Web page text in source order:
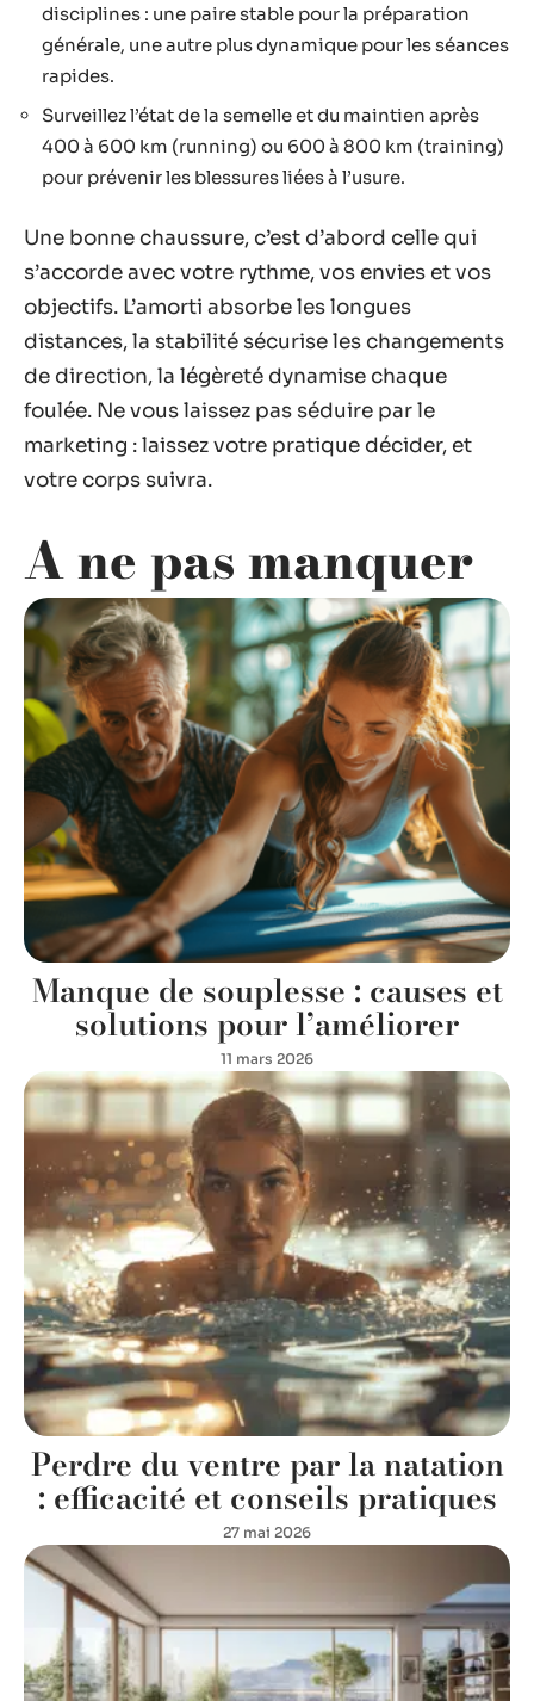
disciplines : une paire stable pour la préparation
générale, une autre plus dynamique pour les séances
rapides.
Surveillez l’état de la semelle et du maintien après
400 à 600 km (running) ou 600 à 800 km (training)
pour prévenir les blessures liées à l’usure.
Une bonne chaussure, c’est d’abord celle qui
s’accorde avec votre rythme, vos envies et vos
objectifs. L’amorti absorbe les longues
distances, la stabilité sécurise les changements
de direction, la légèreté dynamise chaque
foulée. Ne vous laissez pas séduire par le
marketing : laissez votre pratique décider, et
votre corps suivra.
A ne pas manquer
Manque de souplesse : causes et
solutions pour l’améliorer
11 mars 2026
Perdre du ventre par la natation
: efficacité et conseils pratiques
27 mai 2026